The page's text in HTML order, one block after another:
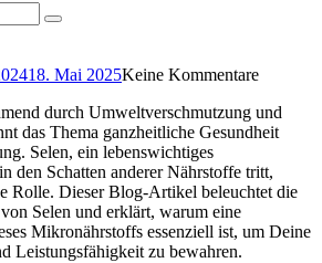
Suche
18. Mai 2025Keine Kommentare
durch Umweltverschmutzung und
das Thema ganzheitliche Gesundheit
Selen, ein lebenswichtiges
den Schatten anderer Nährstoffe tritt,
Rolle. Dieser Blog-Artikel beleuchtet die
Selen und erklärt, warum eine
Mikronährstoffs essenziell ist, um Deine
Leistungsfähigkeit zu bewahren.